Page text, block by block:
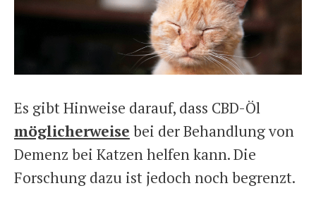
Es gibt Hinweise darauf, dass CBD-Öl
möglicherweise bei der Behandlung von
Demenz bei Katzen helfen kann. Die
Forschung dazu ist jedoch noch begrenzt.